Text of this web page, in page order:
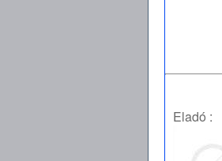
Eladó :